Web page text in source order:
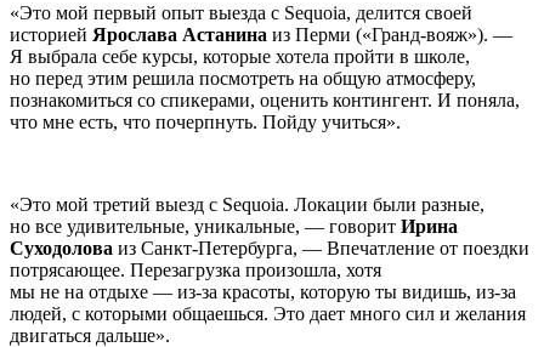
«Это мой первый опыт выезда с Sequoia, делится своей
историей Ярослава Астанина из Перми («Гранд-вояж»). —
Я выбрала себе курсы, которые хотела пройти в школе,
но перед этим решила посмотреть на общую атмосферу,
познакомиться со спикерами, оценить контингент. И поняла,
что мне есть, что почерпнуть. Пойду учиться».
«Это мой третий выезд с Sequoia. Локации были разные,
но все удивительные, уникальные, — говорит Ирина
Суходолова из Санкт-Петербурга, — Впечатление от поездки
потрясающее. Перезагрузка произошла, хотя
мы не на отдыхе — из-за красоты, которую ты видишь, из-за
людей, с которыми общаешься. Это дает много сил и желания
двигаться дальше».